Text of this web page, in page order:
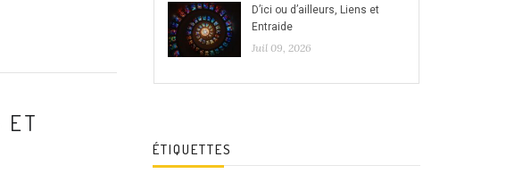
ET
D’ici ou d’ailleurs, Liens et
Entraide
Juil 09, 2026
ÉTIQUETTES